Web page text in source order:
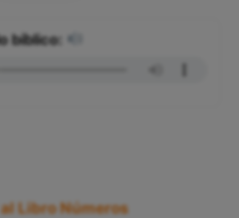
bíblico:
Libro Números